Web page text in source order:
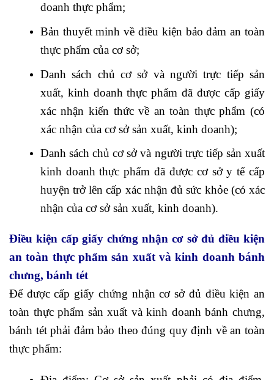
doanh thực phẩm;
Bản thuyết minh về điều kiện bảo đảm an toàn
thực phẩm của cơ sở;
Danh sách chủ cơ sở và người trực tiếp sản
xuất, kinh doanh thực phẩm đã được cấp giấy
xác nhận kiến thức về an toàn thực phẩm (có
xác nhận của cơ sở sản xuất, kinh doanh);
Danh sách chủ cơ sở và người trực tiếp sản xuất
kinh doanh thực phẩm đã được cơ sở y tế cấp
huyện trở lên cấp xác nhận đủ sức khỏe (có xác
nhận của cơ sở sản xuất, kinh doanh).
Điều kiện cấp giấy chứng nhận cơ sở đủ điều kiện
an toàn thực phẩm sản xuất và kinh doanh bánh
chưng, bánh tét
Để được cấp giấy chứng nhận cơ sở đủ điều kiện an
toàn thực phẩm sản xuất và kinh doanh bánh chưng,
bánh tét phải đảm bảo theo đúng quy định về an toàn
thực phẩm: